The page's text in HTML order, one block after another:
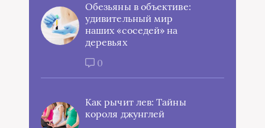
Обезьяны в объективе:
удивительный мир
наших «соседей» на
деревьях
0
Как рычит лев: Тайны
короля джунглей